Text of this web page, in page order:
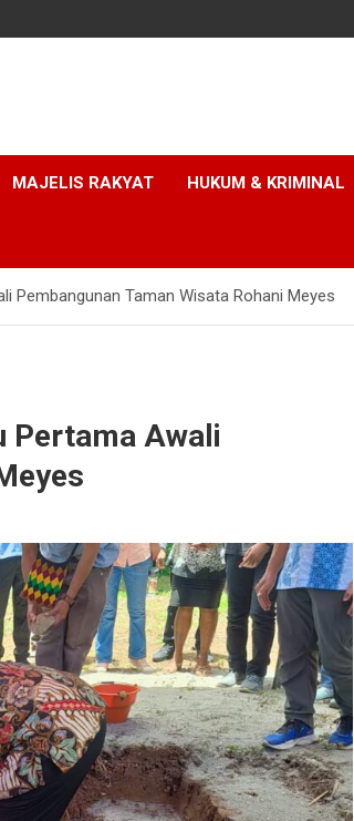
MAJELIS RAKYAT HUKUM & KRIMINAL
Pembangunan Taman Wisata Rohani Meyes
Pertama Awali